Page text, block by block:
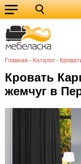
Главная - Каталог -
Кухонные
гарнитуры
Мебель
для
кухни
Мебель
для
спальни
Кровати
Шкафы
Диваны
Кровать
жемчуг в